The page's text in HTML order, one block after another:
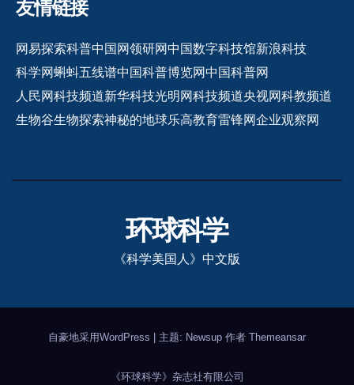
友情链接
网易探索科普中国网领研网中国数字科技馆新浪科技
科学网蝌蚪五线谱中国科普博览网中国科普网
人民网科技频道新华科技光明网科技频道央视网科教频道
生物谷生物探索神秘的地球乐高教育雷锋网企业观察网
环球科学
《科学美国人》中文版
自豪地采用WordPress 主题: Newsup 作者 Themeansar
《环球科学》杂志社有限公司